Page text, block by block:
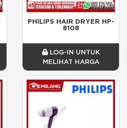
PHILIPS HAIR DRYER HP-
8108
LOG-IN UNTUK
MELIHAT HARGA